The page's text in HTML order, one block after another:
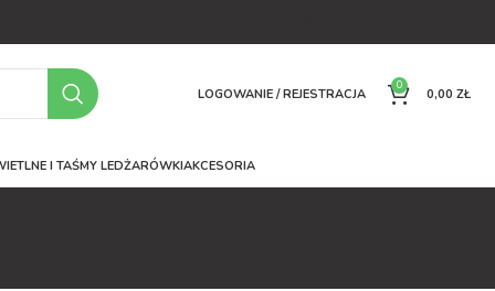
LOGOWANIE / REJESTRACJA
0
0,00 ZŁ
I TAŚMY LEDŻARÓWKIAKCESORIA